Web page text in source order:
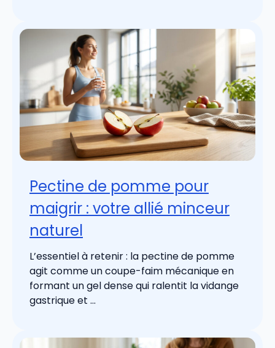
Pectine de pomme pour
maigrir : votre allié minceur
naturel
L’essentiel à retenir : la pectine de pomme
agit comme un coupe-faim mécanique en
formant un gel dense qui ralentit la vidange
gastrique et ...